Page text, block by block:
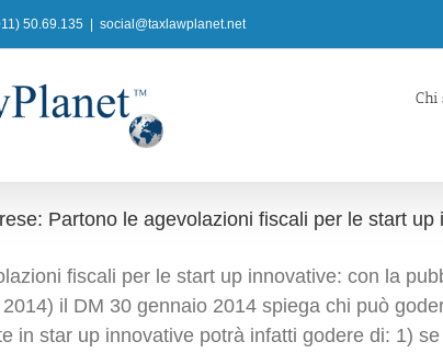
50.69.135 social@taxlawplanet.net
Chi
Partono le agevolazioni fiscali per le start up
fiscali per le start up innovative: con la
il DM 30 gennaio 2014 spiega chi può
in star up innovative potrà infatti godere di: 1)